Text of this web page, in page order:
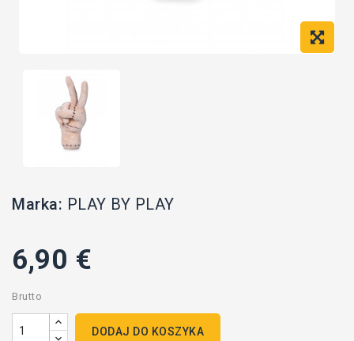
Marka: PLAY BY PLAY
6,90 €
Brutto
DODAJ DO KOSZYKA